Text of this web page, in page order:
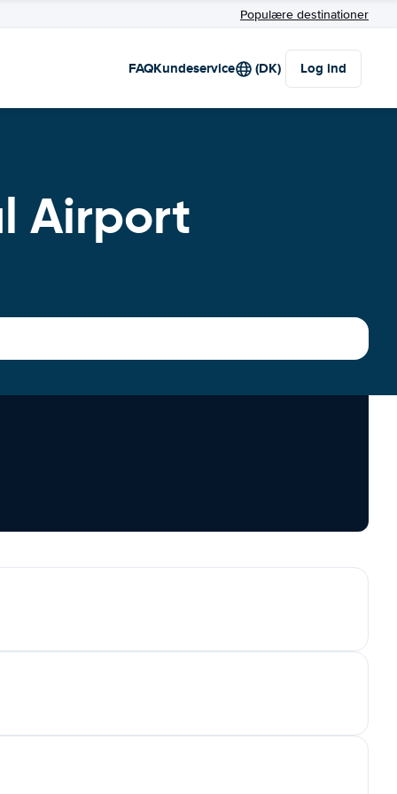
Populære destinationer
FAQKundeservice (DK) Log ind
Airport